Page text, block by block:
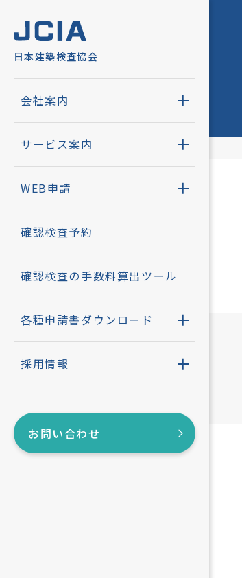
日本建築検査協会
会社案内
サービス案内
WEB申請
確認検査予約
確認検査の手数料算出ツール
各種申請書ダウンロード
採用情報
お問い合わせ